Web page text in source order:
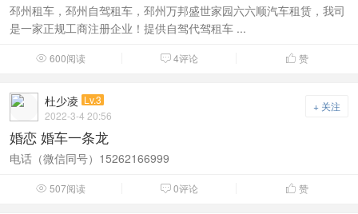
邳州租车，邳州自驾租车，邳州万邦盛世家园六六顺汽车租赁，我司
是一家正规工商注册企业！提供自驾代驾租车 ...
 600阅读  4评论  赞
+ 关注
杜少凌 Lv.3
2022-3-4 20:56
婚恋 婚车一条龙
电话（微信同号）15262166999
 507阅读  0评论  赞